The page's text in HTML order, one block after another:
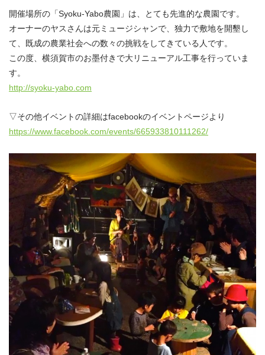
開催場所の「Syoku-Yabo農園」は、とても先進的な農園です。
オーナーのヤスさんは元ミュージシャンで、独力で敷地を開墾し
て、既成の農業社会への数々の挑戦をしてきている人です。
この度、横須賀市のお墨付きで大リニューアル工事を行っていま
す。
http://syoku-yabo.com
▽その他イベントの詳細はfacebookのイベントページより
https://www.facebook.com/events/665933810111262/